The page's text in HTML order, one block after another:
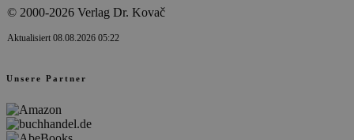
© 2000-2026 Verlag Dr. Kovač
Aktualisiert 08.08.2026 05:22
Unsere Partner